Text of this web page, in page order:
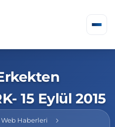
15 Eylül 2015
Web Haberleri